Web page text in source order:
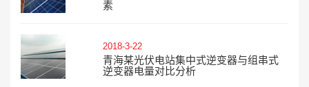
素
2018-3-22
青海某光伏电站集中式逆变器与组串式
逆变器电量对比分析